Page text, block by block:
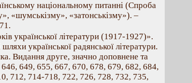
національному питанні (Спроба
«шумськізму», «затонськізму»). –
української літератури (1917-1927)».
української радянської літератури.
Видання друге, значно доповнене та
649, 655, 667, 670, 678, 679, 682, 684,
712, 714-718, 722, 726, 728, 732, 735,